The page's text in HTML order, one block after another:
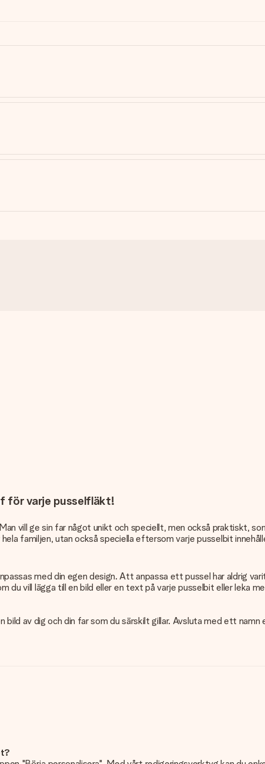
för varje pusselfläkt!
vill ge sin far något unikt och speciellt, men också praktiskt,
familjen, utan också speciella eftersom varje pusselbit
med din egen design. Att anpassa ett pussel har aldrig
vill lägga till en bild eller en text på varje pusselbit eller leka
bild av dig och din far som du särskilt gillar. Avsluta med ett